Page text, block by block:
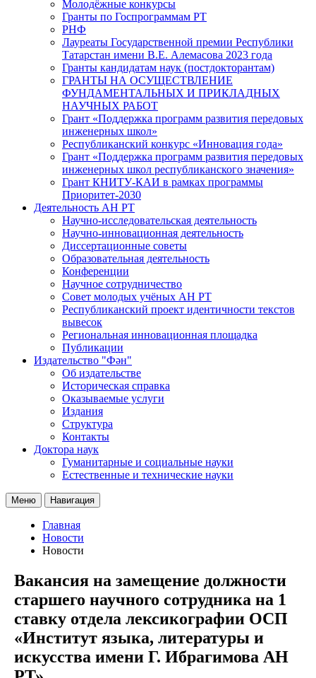
Молодёжные конкурсы
Гранты по Госпрограммам РТ
РНФ
Лауреаты Государственной премии Республики
Татарстан имени В.Е. Алемасова 2023 года
Гранты кандидатам наук (постдокторантам)
ГРАНТЫ НА ОСУЩЕСТВЛЕНИЕ
ФУНДАМЕНТАЛЬНЫХ И ПРИКЛАДНЫХ
НАУЧНЫХ РАБОТ
Грант «Поддержка программ развития передовых
инженерных школ»
Республиканский конкурс «Инновация года»
Грант «Поддержка программ развития передовых
инженерных школ республиканского значения»
Грант КНИТУ-КАИ в рамках программы
Приоритет-2030
Деятельность АН РТ
Научно-исследовательская деятельность
Научно-инновационная деятельность
Диссертационные советы
Образовательная деятельность
Конференции
Научное сотрудничество
Совет молодых учёных АН РТ
Республиканский проект идентичности текстов
вывесок
Региональная инновационная площадка
Публикации
Издательство "Фән"
Об издательстве
Историческая справка
Оказываемые услуги
Издания
Структура
Контакты
Доктора наук
Гуманитарные и социальные науки
Естественные и технические науки
Меню Навигация
Главная
Новости
Новости
Вакансия на замещение должности
старшего научного сотрудника на 1
ставку отдела лексикографии ОСП
«Институт языка, литературы и
искусства имени Г. Ибрагимова АН